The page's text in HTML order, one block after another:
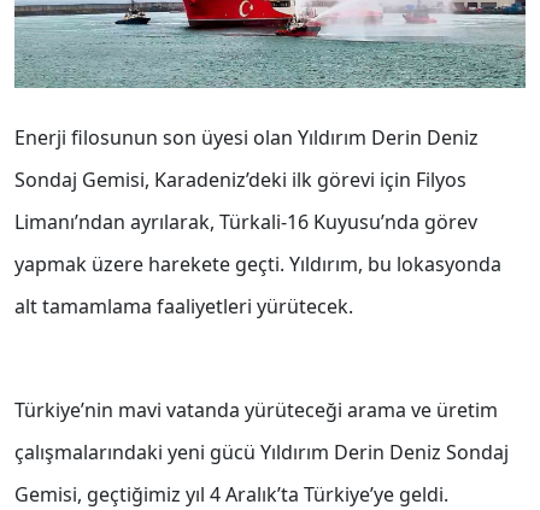
Enerji filosunun son üyesi olan Yıldırım Derin Deniz
Sondaj Gemisi, Karadeniz’deki ilk görevi için Filyos
Limanı’ndan ayrılarak, Türkali-16 Kuyusu’nda görev
yapmak üzere harekete geçti. Yıldırım, bu lokasyonda
alt tamamlama faaliyetleri yürütecek.
Türkiye’nin mavi vatanda yürüteceği arama ve üretim
çalışmalarındaki yeni gücü Yıldırım Derin Deniz Sondaj
Gemisi, geçtiğimiz yıl 4 Aralık’ta Türkiye’ye geldi.